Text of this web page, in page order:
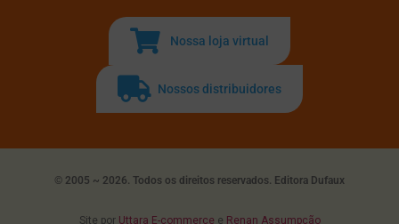
Nossa loja virtual
Nossos distribuidores
© 2005 ~ 2026. Todos os direitos reservados. Editora Dufaux
Site por Uttara E-commerce e Renan Assumpção